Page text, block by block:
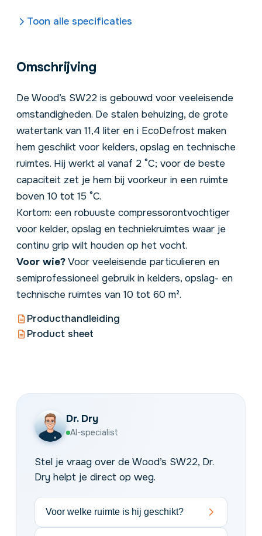
Toon alle specificaties
Omschrijving
De Wood’s SW22 is gebouwd voor veeleisende
omstandigheden. De stalen behuizing, de grote
watertank van 11,4 liter en i EcoDefrost maken
hem geschikt voor kelders, opslag en technische
ruimtes. Hij werkt al vanaf 2 °C; voor de beste
capaciteit zet je hem bij voorkeur in een ruimte
boven 10 tot 15 °C.
Kortom: een robuuste compressorontvochtiger
voor kelder, opslag en techniekruimtes waar je
continu grip wilt houden op het vocht.
Voor wie?Voor veeleisende particulieren en
semiprofessioneel gebruik in kelders, opslag- en
technische ruimtes van 10 tot 60 m².
Producthandleiding
Product sheet
Dr. Dry
AI-specialist
Stel je vraag over de Wood’s SW22, Dr.
Dry helpt je direct op weg.
Voor welke ruimte is hij geschikt?